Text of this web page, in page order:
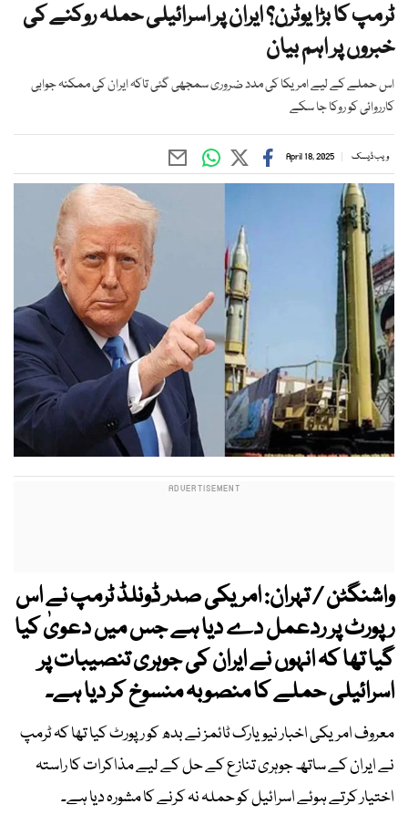
ٹرمپ کا بڑا یوٹرن؟ ایران پر اسرائیلی حملہ روکنے کی
خبروں پر اہم بیان
اس حملے کے لیے امریکا کی مدد ضروری سمجھی گئی تاکہ ایران کی ممکنہ جوابی
کارروائی کو روکا جا سکے
ویب ڈیسک April 18, 2025
واشنگٹن / تہران: امریکی صدر ڈونلڈ ٹرمپ نے اس
رپورٹ پر ردعمل دے دیا ہے جس میں دعویٰ کیا
گیا تھا کہ انہوں نے ایران کی جوہری تنصیبات پر
اسرائیلی حملے کا منصوبہ منسوخ کر دیا ہے۔
معروف امریکی اخبار نیویارک ٹائمز نے بدھ کو رپورٹ کیا تھا کہ ٹرمپ
نے ایران کے ساتھ جوہری تنازع کے حل کے لیے مذاکرات کا راستہ
اختیار کرتے ہوئے اسرائیل کو حملہ نہ کرنے کا مشورہ دیا ہے۔